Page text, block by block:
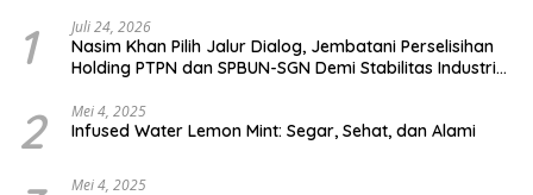
1 Juli 24, 2026
Nasim Khan Pilih Jalur Dialog, Jembatani Perselisihan
Holding PTPN dan SPBUN-SGN Demi Stabilitas Industri
2 Mei 4, 2025
Infused Water Lemon Mint: Segar, Sehat, dan Alami
Mei 4, 2025